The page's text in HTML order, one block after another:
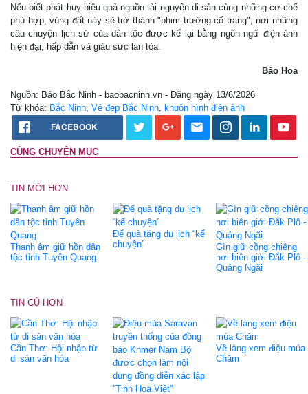
Nếu biết phát huy hiệu quả nguồn tài nguyên di sản cùng những cơ chế
phù hợp, vùng đất này sẽ trở thành "phim trường cổ trang", nơi những
câu chuyện lịch sử của dân tộc được kể lại bằng ngôn ngữ điện ảnh
hiện đại, hấp dẫn và giàu sức lan tỏa.
Bảo Hoa
Nguồn: Báo Bắc Ninh - baobacninh.vn - Đăng ngày 13/6/2026
Từ khóa: Bắc Ninh Vẻ đẹp Bắc Ninh khuôn hình điện ảnh
FACEBOOK
CÙNG CHUYÊN MỤC
TIN MỚI HƠN
Thanh âm giữ hồn dân
tộc tỉnh Tuyên Quang
Để quà tặng du lịch “kể
chuyện”
Gìn giữ cồng chiêng
nơi biên giới Đắk Plô -
Quảng Ngãi
TIN CŨ HƠN
Cần Thơ: Hội nhập từ
di sản văn hóa
Về làng xem điệu múa
Chăm